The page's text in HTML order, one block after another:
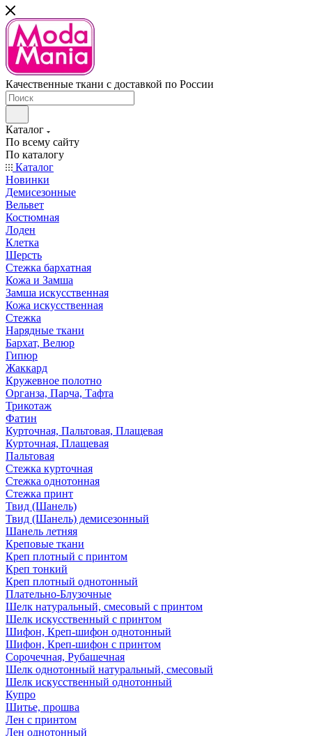
Качественные ткани с доставкой по России
Каталог
По всему сайту
По каталогу
Каталог
Новинки
Демисезонные
Вельвет
Костюмная
Лоден
Клетка
Шерсть
Стежка бархатная
Кожа и Замша
Замша искусственная
Кожа искусственная
Стежка
Нарядные ткани
Бархат, Велюр
Гипюр
Жаккард
Кружевное полотно
Органза, Парча, Тафта
Трикотаж
Фатин
Курточная, Пальтовая, Плащевая
Курточная, Плащевая
Пальтовая
Стежка курточная
Стежка однотонная
Стежка принт
Твид (Шанель)
Твид (Шанель) демисезонный
Шанель летняя
Креповые ткани
Креп плотный с принтом
Креп тонкий
Креп плотный однотонный
Плательно-Блузочные
Шелк натуральный, смесовый с принтом
Шелк искусственный с принтом
Шифон, Креп-шифон однотонный
Шифон, Креп-шифон с принтом
Сорочечная, Рубашечная
Шелк однотонный натуральный, смесовый
Шелк искусственный однотонный
Купро
Шитье, прошва
Лен с принтом
Лен однотонный